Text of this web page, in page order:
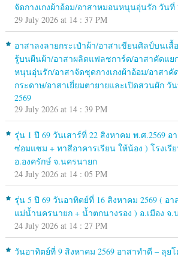
จัดกางเกงผ้าอ้อม/อาสาหมอนหนุนอุ่นรัก วันที่
29 July 2026 at 14 : 37 PM
อาสาลงลายกระเป๋าผ้า/อาสาเขียนศิลป์บนเสื้
รู้บนผืนผ้า/อาสาผลิตแฟลชการ์ด/อาสาคัดแย
หนุนอุ่นรัก/อาสาจัดชุดกางเกงผ้าอ้อม/อาสา
กระดาษ/อาสาเยี่ยมตายายและเปิดสวนผัก วัน
2569
29 July 2026 at 14 : 39 PM
รุ่น 1 ปี 69 วันเสาร์ที่ 22 สิงหาคม พ.ศ.2569
ซ่อมแซม + ทาสีอาคารเรียน ให้น้อง ) โรงเรี
อ.องครักษ์ จ.นครนายก
24 July 2026 at 14 : 05 PM
รุ่น 5 ปี 69 วันอาทิตย์ที่ 16 สิงหาคม 2569 ( อา
แม่น้ำนครนายก + น้ำตกนางรอง ) อ.เมือง จ.
24 July 2026 at 14 : 27 PM
วันอาทิตย์ที่ 9 สิงหาคม 2569 อาสาทำดี – ลุย